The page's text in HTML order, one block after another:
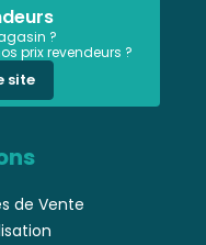
?
prix revendeurs ?
site
de Vente